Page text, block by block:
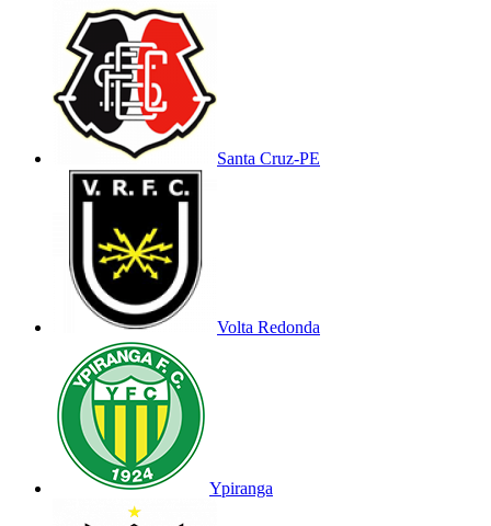
Santa Cruz-PE
Volta Redonda
Ypiranga